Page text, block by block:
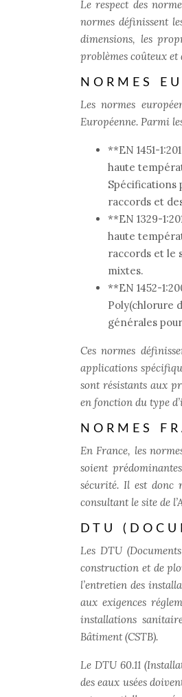
Le respect des
normes définissent
dimensions, les
problèmes coûteux
NORMES
Les normes
Européenne. Parmi
**EN 1451-
haute
Spécifications
raccords et
**EN 1329-
haute
raccords et le
mixtes.
**EN 1452-
Poly(chlorure
générales
Ces normes
applications
sont résistants aux
en fonction du type
NORMES
En France, les
soient
sécurité. Il est donc
consultant le site de
DTU
Les DTU
construction et de
l’entretien des
aux exigences
installations
Bâtiment (CSTB).
Le DTU 60.11
des eaux usées